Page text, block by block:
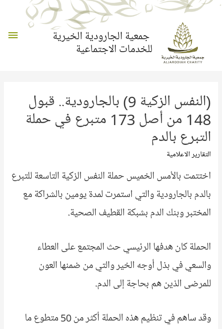
جمعية الجارودية الخيرية
للخدمات الاجتماعية
(النفس الزكية 9) بالجارودية.. قبول
148 من أصل 173 متبرع في حملة
التبرع بالدم
التقارير الاعلامية
اختتمت بالأمس الخميس حملة النفس الزكية التاسعة للتبرع
بالدم بالجارودية والتي استمرت لمدة يومين بالشراكة مع
المختبر وبنك الدم بشبكة القطيف الصحية.
الحملة كان هدفها الرئيسي حث المجتمع على العطاء
والسعي في بذل أوجه الخير والتي من ضمنها العون
للمرضى الذين هم بحاجة إلى الدم.
وقد ساهم في تنظيم هذه الحملة أكثر من 50 متطوع ما